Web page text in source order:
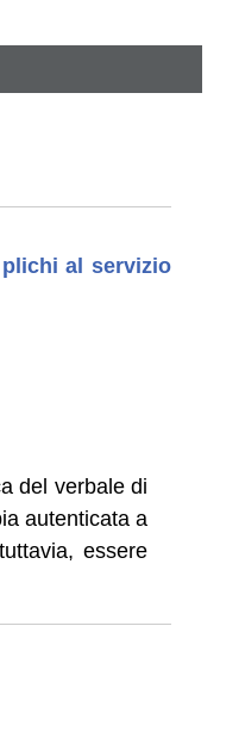
al servizio
del verbale di
autenticata a
essere